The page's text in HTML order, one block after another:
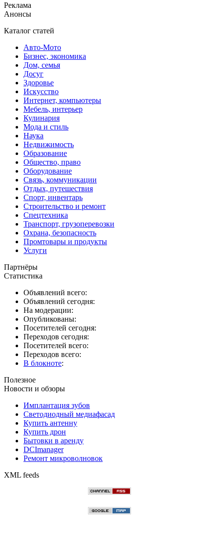
Реклама
Анонсы
Каталог статей
Авто-Мото
Бизнес, экономика
Дом, семья
Досуг
Здоровье
Искусство
Интернет, компьютеры
Мебель, интерьер
Кулинария
Мода и стиль
Наука
Недвижимость
Образование
Общество, право
Оборудование
Связь, коммуникации
Отдых, путешествия
Спорт, инвентарь
Строительство и ремонт
Спецтехника
Транспорт, грузоперевозки
Охрана, безопасность
Промтовары и продукты
Услуги
Партнёры
Статистика
Объявлений всего:
Объявлений сегодня:
На модерации:
Опубликованы:
Посетителей сегодня:
Переходов сегодня:
Посетителей всего:
Переходов всего:
В блокноте:
Полезное
Новости и обзоры
Имплантация зубов
Светодиодный медиафасад
Купить антенну
Купить дрон
Бытовки в аренду
DCImanager
Ремонт микроволновок
XML feeds